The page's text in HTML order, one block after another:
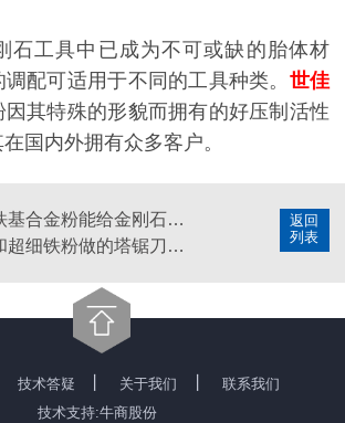
石工具中已成为不可或缺的胎体材
配可适用于不同的工具种类。 世佳
因其特殊的形貌而拥有的好压制活性
国内外拥有众多客户。
返回
列表
含锡的铁基合金粉能给金刚石工具带来哪些提升
合金粉和超细铁粉做的塔锯刀头怎么才能赚到钱
技术答疑 关于我们
联系我们
技术支持:牛商股份